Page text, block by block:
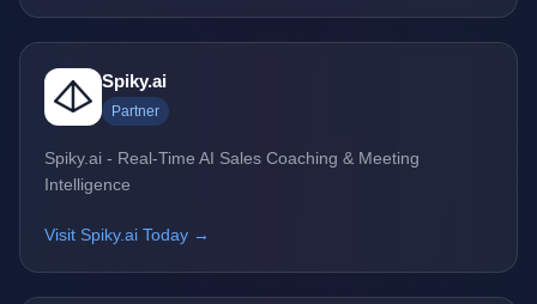
Spiky.ai
Partner
Spiky.ai - Real-Time AI Sales Coaching & Meeting
Intelligence
Visit Spiky.ai Today →